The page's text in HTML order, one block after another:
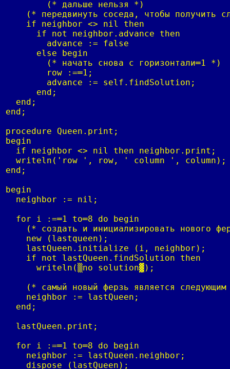
(* передвинуть соседа, чтобы получить
    if neighbor <> nil then
      if not neighbor.advance then
        advance := false
      else begin
        (* начать снова с горизонтали═1 *)
        row :=═1;
        advance := self.findSolution;
      end;
  end;
end;
procedure Queen.print;
begin
  if neighbor <> nil then neighbor.print;
  writeln('row ', row, ' column ', column);
end;
begin
  neighbor := nil;
  for i :=═1 to═8 do begin
(* создать и инициализировать нового
    new (lastqueen);
    lastQueen.initialize (i, neighbor);
    if not lastQueen.findSolution then
      writeln(▒no solution▓);
(* самый новый ферзь является следующим
    neighbor := lastQueen;
  end;
  lastQueen.print;
  for i :=═1 to═8 do begin
    neighbor := lastQueen.neighbor;
    dispose (lastQueen);